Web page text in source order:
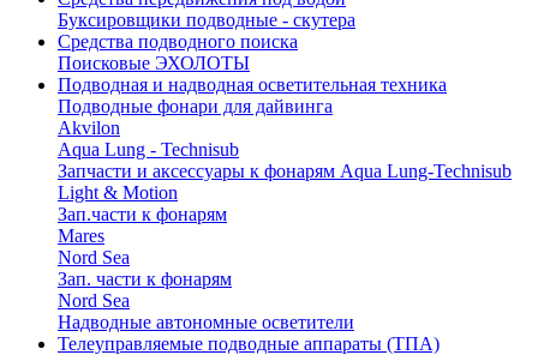
Буксировщики подводные - скутера
Средства подводного поиска
Поисковые ЭХОЛОТЫ
Подводная и надводная осветительная техника
Подводные фонари для дайвинга
Akvilon
Aqua Lung - Technisub
Запчасти и аксессуары к фонарям Aqua Lung-Technisub
Light & Motion
Зап.части к фонарям
Mares
Nord Sea
Зап. части к фонарям
Nord Sea
Надводные автономные осветители
Телеуправляемые подводные аппараты (ТПА)